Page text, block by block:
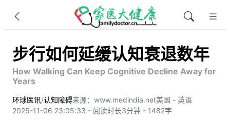
步行如何延缓认知衰退数年
How Walking Can Keep Cognitive Decline Away for
Years
环球医讯/认知障碍来源：www.medindia.net美国 - 英语
2025-11-06 23:05:33 - 阅读时长3分钟 - 1482字